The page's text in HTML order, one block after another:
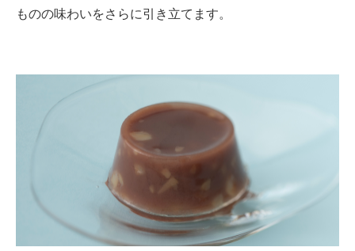
ものの味わいをさらに引き立てます。